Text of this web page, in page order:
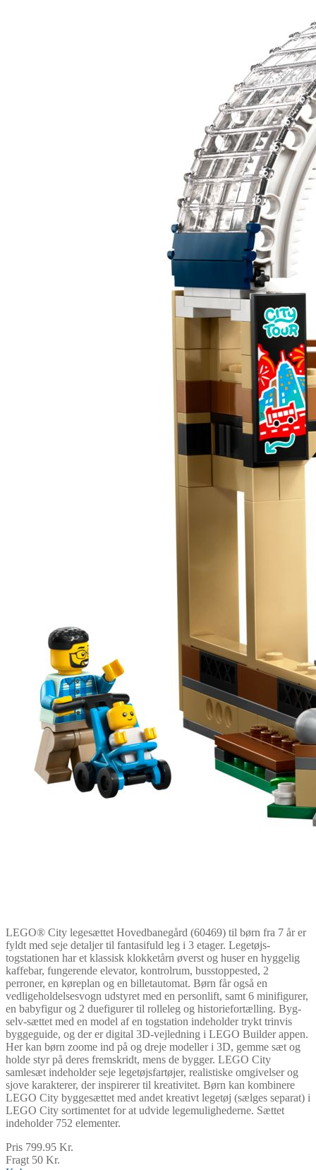
LEGO® City legesættet Hovedbanegård (60469) til børn fra 7 år er
fyldt med seje detaljer til fantasifuld leg i 3 etager. Legetøjs-
togstationen har et klassisk klokketårn øverst og huser en hyggelig
kaffebar, fungerende elevator, kontrolrum, busstoppested, 2
perroner, en køreplan og en billetautomat. Børn får også en
vedligeholdelsesvogn udstyret med en personlift, samt 6 minifigurer,
en babyfigur og 2 duefigurer til rolleleg og historiefortælling. Byg-
selv-sættet med en model af en togstation indeholder trykt trinvis
byggeguide, og der er digital 3D-vejledning i LEGO Builder appen.
Her kan børn zoome ind på og dreje modeller i 3D, gemme sæt og
holde styr på deres fremskridt, mens de bygger. LEGO City
samlesæt indeholder seje legetøjsfartøjer, realistiske omgivelser og
sjove karakterer, der inspirerer til kreativitet. Børn kan kombinere
LEGO City byggesættet med andet kreativt legetøj (sælges separat) i
LEGO City sortimentet for at udvide legemulighederne. Sættet
indeholder 752 elementer.
Pris 799.95 Kr.
Fragt 50 Kr.